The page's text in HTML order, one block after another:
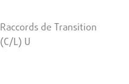
Raccords de Transition
(C/L) U